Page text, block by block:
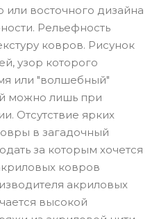
или восточного дизайна
Рельефность
ковров. Рисунок
узор которого
или "волшебный"
можно лишь при
Отсутствие ярких
в загадочный
за которым хочется
ковров
акриловых
высокой